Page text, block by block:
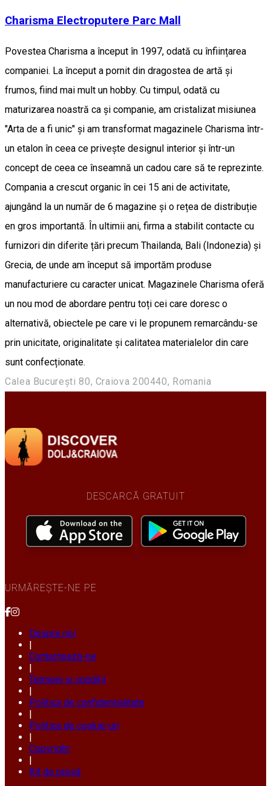
Charisma Electroputere Parc Mall
Povestea Charisma a început în 1997, odată cu înființarea
companiei. La început a pornit din dragostea de artă și
frumos, fiind mai mult un hobby. Cu timpul, odată cu
maturizarea noastră ca și companie, am cristalizat misiunea
"Arta de a fi unic" și am transformat magazinele Charisma într-
un etalon în ceea ce privește designul interior și într-un
concept de ceea ce înseamnă un cadou care să te reprezinte.
Compania a crescut organic în cei 15 ani de activitate,
ajungând la un număr de 6 magazine și o rețea de distribuție
en gros importantă. În ultimii ani, firma a stabilit contacte cu
furnizori din diferite țări precum Thailanda, Bali (Indonezia) și
Grecia, de unde am început să importăm produse
manufacturiere cu caracter unicat. Magazinele Charisma oferă
un nou mod de abordare pentru toți cei care doresc o
alternativă, obiectele pe care vi le propunem remarcându-se
prin unicitate, originalitate și calitatea materialelor din care
sunt confecționate.
Calea București 80, Craiova 200440, Romania
DESCARCĂ GRATUIT
URMĂREȘTE-NE PE
Despre noi
|
Contactează-ne
|
Termeni și condiții
|
Politica de confidențialitate
|
Politica de cookie-uri
|
Copyright
|
Kit de presă